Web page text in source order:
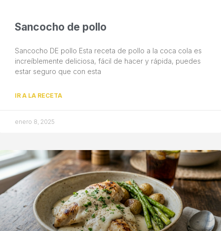
Sancocho de pollo
Sancocho DE pollo Esta receta de pollo a la coca cola es
increíblemente deliciosa, fácil de hacer y rápida, puedes
estar seguro que con esta
IR A LA RECETA
enero 8, 2025